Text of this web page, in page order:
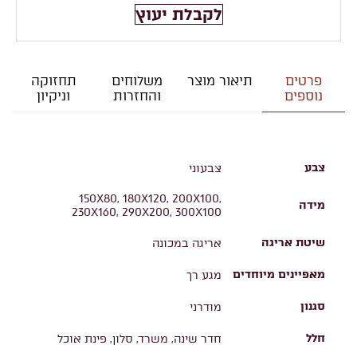
לקבלת יעוץ
פרטים
נוספים
תיאור מוצר
משלוחים
והחזרות
תחזוקה
וניקיון
צבע צבעוני
מידה
150X80, 180X120, 200X100,
230X160, 290X200, 300X100
שיטת אריגה אריגה במכונה
מאפיינים מיוחדים מגע רך
סגנון מודרני
חלל חדר שינה, משרד, סלון, פינת אוכל